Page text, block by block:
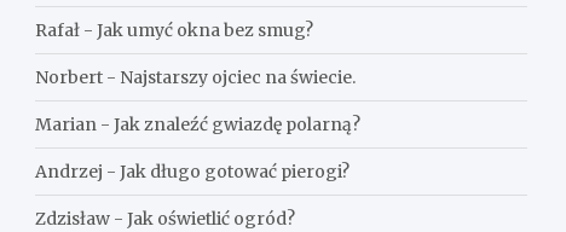
Rafał -Jak umyć okna bez smug?
Norbert - Najstarszy ojciec na świecie.
Marian -Jak znaleźć gwiazdę polarną?
Andrzej -Jak długo gotować pierogi?
Zdzisław -Jak oświetlić ogród?